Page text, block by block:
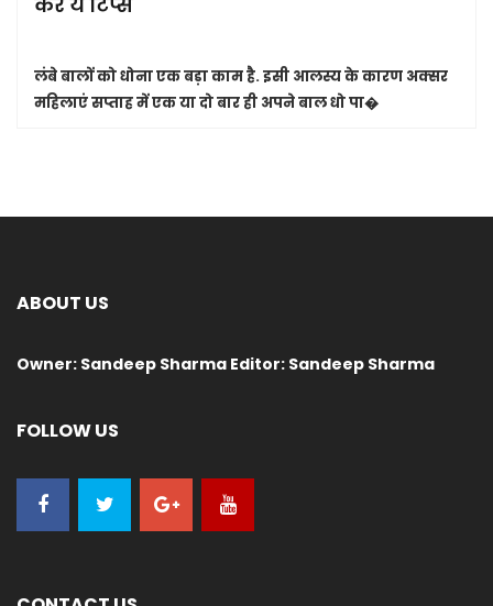
लंबे बालों को धोना एक बड़ा काम है. इसी आलस्य के कारण अक्सर
महिलाएं सप्ताह में एक या दो बार ही अपने बाल धो पा�
ABOUT US
Owner: Sandeep Sharma Editor: Sandeep Sharma
FOLLOW US